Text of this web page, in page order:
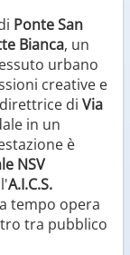
Ponte San
Bianca, un
urbano
creative e
di Via
in un
è
NSV
A.I.C.S.
tempo opera
tra pubblico